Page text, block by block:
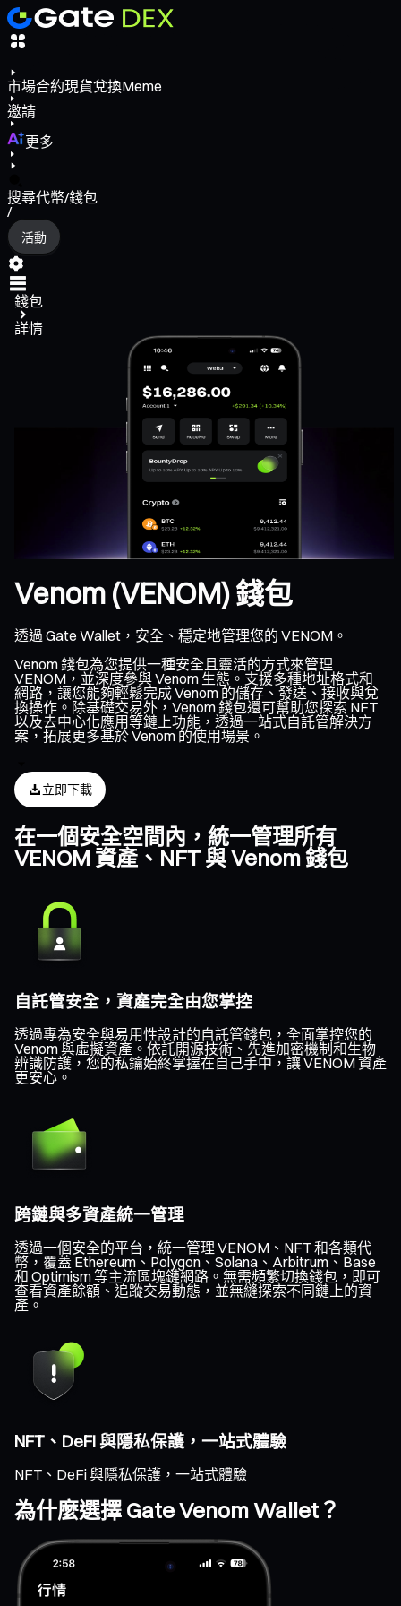
市場合約現貨兌換Meme
邀請
更多
搜尋代幣/錢包
/
活動
錢包
詳情
Venom (VENOM) 錢包
透過 Gate Wallet，安全、穩定地管理您的 VENOM。
Venom 錢包為您提供一種安全且靈活的方式來管理
VENOM，並深度參與 Venom 生態。支援多種地址格式和
網路，讓您能夠輕鬆完成 Venom 的儲存、發送、接收與兌
換操作。除基礎交易外，Venom 錢包還可幫助您探索 NFT
以及去中心化應用等鏈上功能，透過一站式自託管解決方
案，拓展更多基於 Venom 的使用場景。
立即下載
在一個安全空間內，統一管理所有
VENOM 資產、NFT 與 Venom 錢包
自託管安全，資產完全由您掌控
透過專為安全與易用性設計的自託管錢包，全面掌控您的
Venom 與虛擬資產。依託開源技術、先進加密機制和生物
辨識防護，您的私鑰始終掌握在自己手中，讓 VENOM 資產
更安心。
跨鏈與多資產統一管理
透過一個安全的平台，統一管理 VENOM、NFT 和各類代
幣，覆蓋 Ethereum、Polygon、Solana、Arbitrum、Base
和 Optimism 等主流區塊鏈網路。無需頻繁切換錢包，即可
查看資產餘額、追蹤交易動態，並無縫探索不同鏈上的資
產。
NFT、DeFi 與隱私保護，一站式體驗
NFT、DeFi 與隱私保護，一站式體驗
為什麼選擇 Gate Venom Wallet？